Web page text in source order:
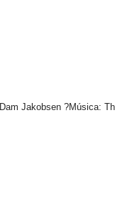
Jakobsen ?Música: